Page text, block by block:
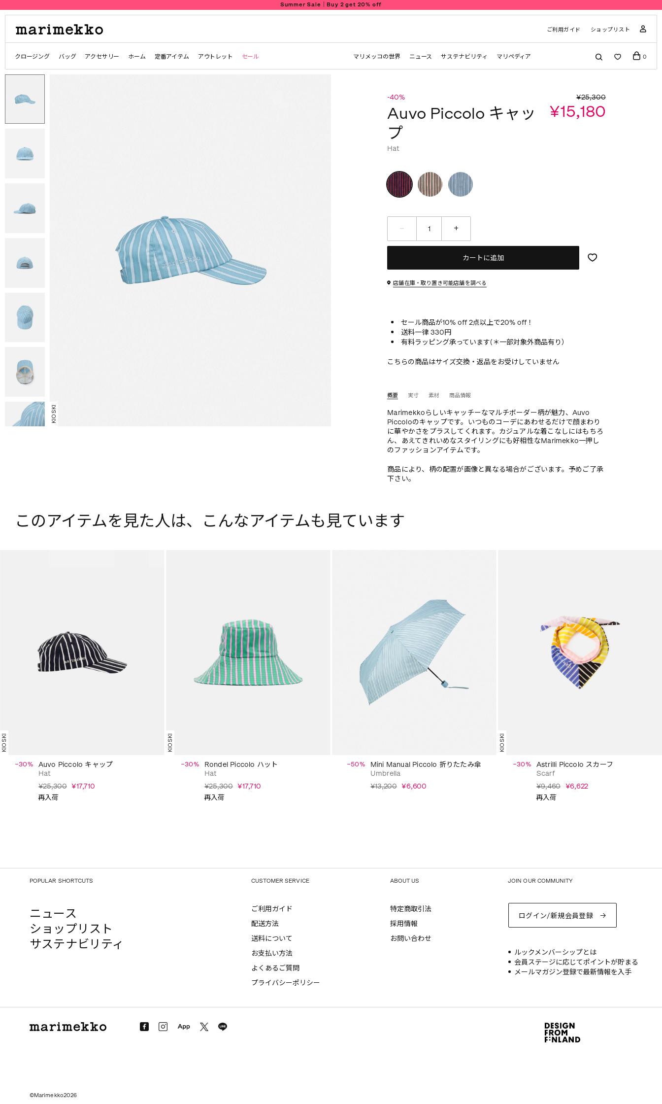
Summer Sale｜Buy 2 get 20% off
ご利用ガイド ショップリスト
クロージング バッグ アクセサリー ホーム 定番アイテム アウトレット セール マリメッコの世界 ニュース サステナビリティ マリペディア 0
KIOSKI
-40% ¥25,300
Auvo Piccolo キャッ
プ
¥15,180
Hat
カートに追加
店舗在庫・取り置き可能店舗を調べる
セール商品が10% off 2点以上で20% off！
送料一律 330円
有料ラッピング承っています(＊一部対象外商品有り）
こちらの商品はサイズ交換・返品をお受けしていません
概要
Marimekkoらしいキャッチーなマルチボーダー柄が魅力、Auvo
Piccoloのキャップです。いつものコーデにあわせるだけで顔まわり
に華やかさをプラスしてくれます。カジュアルな着こなしにはもちろ
ん、あえてきれいめなスタイリングにも好相性なMarimekko一押し
のファッションアイテムです。
商品により、柄の配置が画像と異なる場合がございます。予めご了承
下さい。
実寸 素材 商品情報
このアイテムを見た人は、 こんなアイテムも見ています
KIOSKI
−30%
Auvo Piccolo キャップ
Hat
¥25,300 ¥17,710
再入荷
KIOSKI
−30%
Rondel Piccolo ハット
Hat
¥25,300 ¥17,710
再入荷
−50%
Mini Manual Piccolo 折りたたみ傘
Umbrella
¥13,200 ¥6,600
KIOSKI
−30%
Astrilli Piccolo スカーフ
Scarf
¥9,460 ¥6,622
再入荷
POPULAR SHORTCUTS
ニュース
ショップリスト
サステナビリティ
CUSTOMER SERVICE
ご利用ガイド
配送方法
送料について
お支払い方法
よくあるご質問
プライバシーポリシー
ABOUT US
特定商取引法
採用情報
お問い合わせ
JOIN OUR COMMUNITY
ログイン/新規会員登録
ルックメンバーシップとは
会員ステージに応じてポイントが貯まる
メールマガジン登録で最新情報を入手
©Marimekko2026